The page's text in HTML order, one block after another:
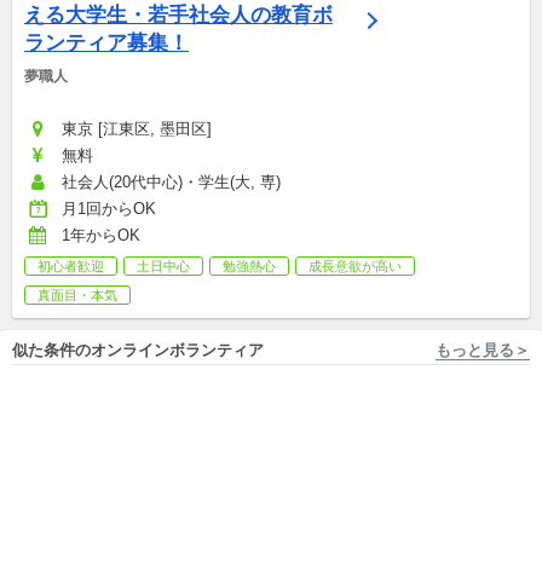
える大学生・若手社会人の教育ボ
ランティア募集！
夢職人
東京 [江東区, 墨田区]
無料
社会人(20代中心)・学生(大, 専)
月1回からOK
1年からOK
初心者歓迎 土日中心 勉強熱心
成長意欲が高い
真面目・本気
似た条件のオンラインボランティア もっと見る＞